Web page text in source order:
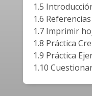
1.5
1.6
1.7 Imprimir
1.8 Práctica
1.9 Práctica
1.10